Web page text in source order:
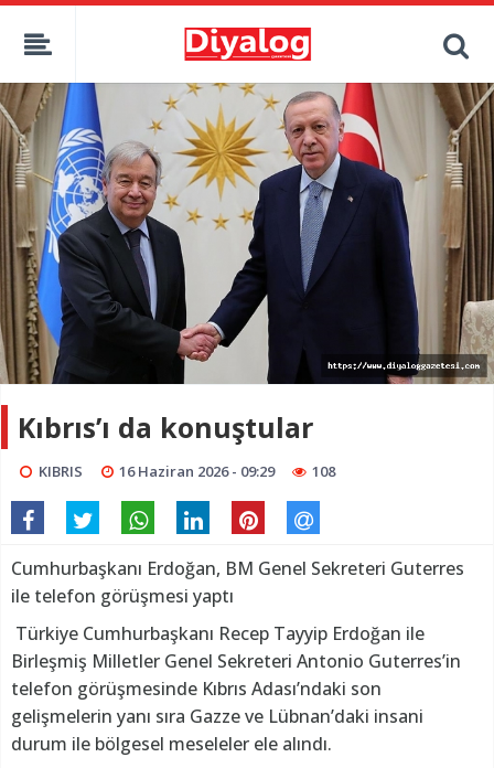
Kıbrıs’ı da konuştular
KIBRIS 16 Haziran 2026 - 09:29 108
Cumhurbaşkanı Erdoğan, BM Genel Sekreteri Guterres
ile telefon görüşmesi yaptı
Türkiye Cumhurbaşkanı Recep Tayyip Erdoğan ile
Birleşmiş Milletler Genel Sekreteri Antonio Guterres’in
telefon görüşmesinde Kıbrıs Adası’ndaki son
gelişmelerin yanı sıra Gazze ve Lübnan’daki insani
durum ile bölgesel meseleler ele alındı.